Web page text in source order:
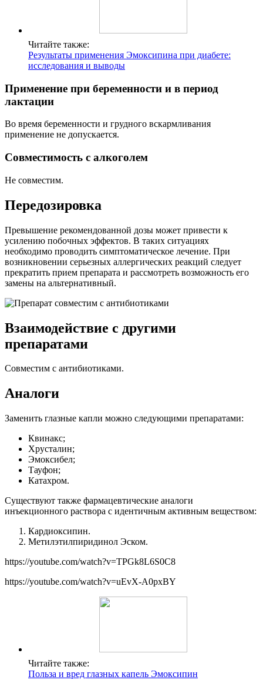
Читайте также:
Результаты применения Эмоксипина при диабете:
исследования и выводы
Применение при беременности и в период
лактации
Во время беременности и грудного вскармливания
применение не допускается.
Совместимость с алкоголем
Не совместим.
Передозировка
Превышение рекомендованной дозы может привести к
усилению побочных эффектов. В таких ситуациях
необходимо проводить симптоматическое лечение. При
возникновении серьезных аллергических реакций следует
прекратить прием препарата и рассмотреть возможность его
замены на альтернативный.
Взаимодействие с другими
препаратами
Совместим с антибиотиками.
Аналоги
Заменить глазные капли можно следующими препаратами:
Квинакс;
Хрусталин;
Эмоксибел;
Тауфон;
Катахром.
Существуют также фармацевтические аналоги
инъекционного раствора с идентичным активным веществом:
Кардиоксипин.
Метилэтилпиридинол Эском.
https://youtube.com/watch?v=TPGk8L6S0C8
https://youtube.com/watch?v=uEvX-A0pxBY
Читайте также:
Польза и вред глазных капель Эмоксипин